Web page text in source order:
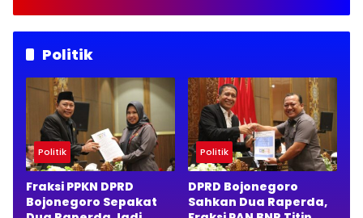
Tak Ada Korban Jiwa
Politik
Politik
Fraksi PPKN DPRD
Bojonegoro Sepakat
Politik
DPRD Bojonegoro
Sahkan Dua Raperda,